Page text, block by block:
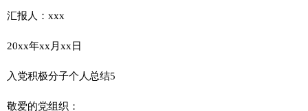
汇报人：xxx
20xx年xx月xx日
入党积极分子个人总结5
敬爱的党组织：